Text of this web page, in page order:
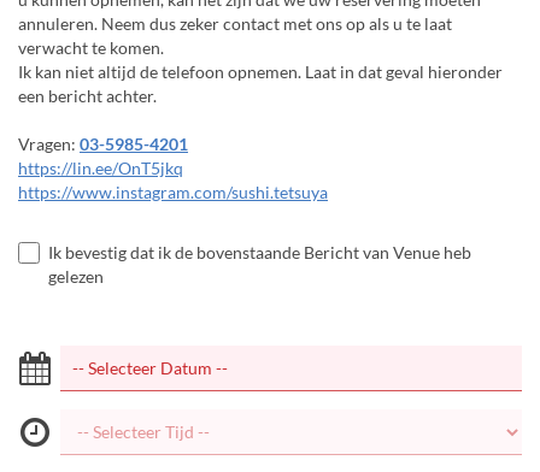
annuleren. Neem dus zeker contact met ons op als u te laat
verwacht te komen.
Ik kan niet altijd de telefoon opnemen. Laat in dat geval hieronder
een bericht achter.
Vragen: 03-5985-4201
https://lin.ee/OnT5jkq
https://www.instagram.com/sushi.tetsuya
Ik bevestig dat ik de bovenstaande Bericht van Venue heb
gelezen